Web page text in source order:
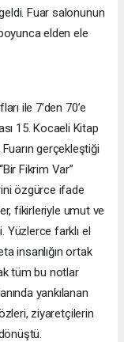
Fuar salonunun
elden ele
ile 7’den 70’e
15. Kocaeli Kitap
gerçekleştiği
Fikrim Var”
özgürce ifade
fikirleriyle umut ve
Yüzlerce farklı el
insanlığın ortak
tüm bu notlar
yankılanan
ziyaretçilerin